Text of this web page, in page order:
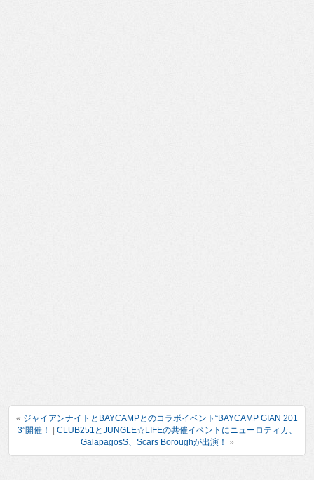
« ジャイアンナイトとBAYCAMPとのコラボイベント“BAYCAMP GIAN 201
3”開催！
| CLUB251とJUNGLE☆LIFEの共催イベントにニューロティカ、
GalapagosS、Scars Boroughが出演！ »